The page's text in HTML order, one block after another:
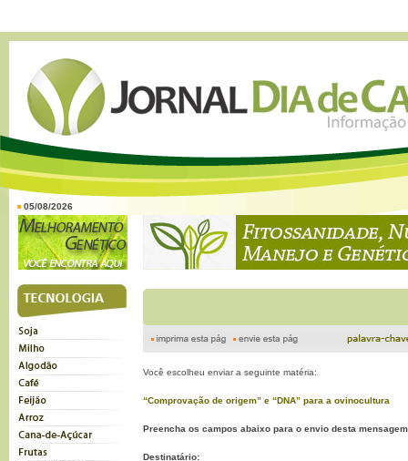
05/08/2026
Você escolheu enviar a seguinte matéria:
“Comprovação de origem” e “DNA” para a ovinocultura
Preencha os campos abaixo para o envio desta
Destinatário: